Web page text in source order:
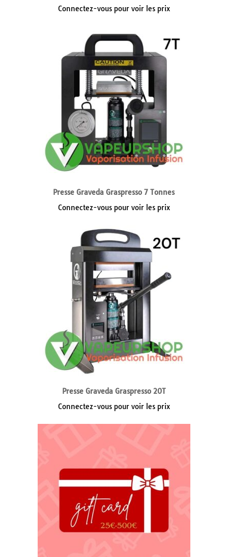
Connectez-vous pour voir les prix
Presse Graveda Graspresso 7 Tonnes
Connectez-vous pour voir les prix
Presse Graveda Graspresso 20T
Connectez-vous pour voir les prix